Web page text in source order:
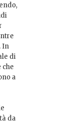
In
di
che
a
da